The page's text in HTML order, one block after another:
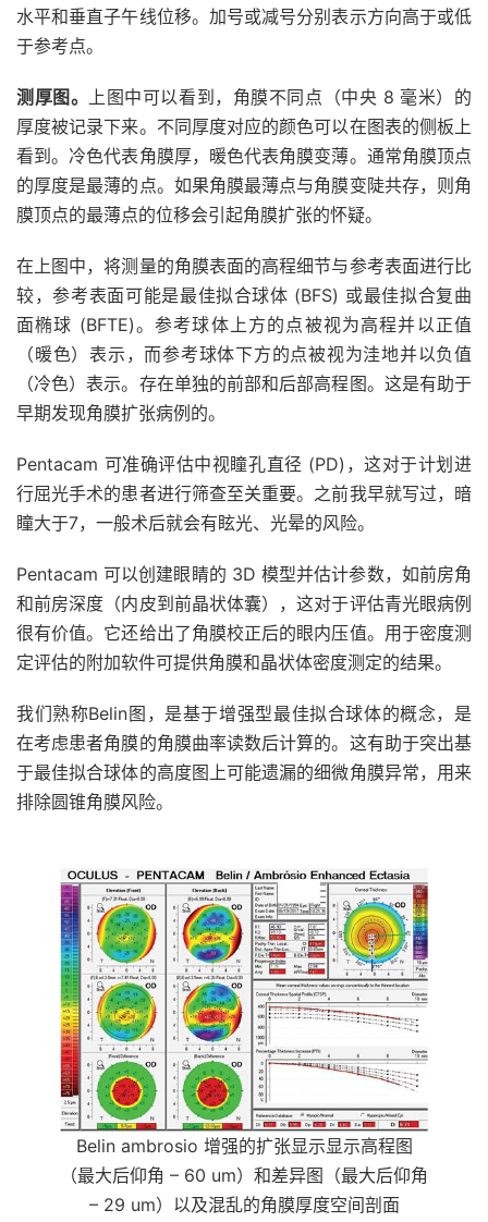
水平和垂直子午线位移。加号或减号分别表示方向高于或低
于参考点。
测厚图。 上图中可以看到，角膜不同点（中央 8 毫米）的
厚度被记录下来。不同厚度对应的颜色可以在图表的侧板上
看到。冷色代表角膜厚，暖色代表角膜变薄。通常角膜顶点
的厚度是最薄的点。如果角膜最薄点与角膜变陡共存，则角
膜顶点的最薄点的位移会引起角膜扩张的怀疑。
在上图中，将测量的角膜表面的高程细节与参考表面进行比
较，参考表面可能是最佳拟合球体 (BFS) 或最佳拟合复曲
面椭球 (BFTE)。参考球体上方的点被视为高程并以正值
（暖色）表示，而参考球体下方的点被视为洼地并以负值
（冷色）表示。存在单独的前部和后部高程图。这是有助于
早期发现角膜扩张病例的。
Pentacam 可准确评估中视瞳孔直径 (PD)，这对于计划进
行屈光手术的患者进行筛查至关重要。之前我早就写过，暗
瞳大于7，一般术后就会有眩光、光晕的风险。
Pentacam 可以创建眼睛的 3D 模型并估计参数，如前房角
和前房深度（内皮到前晶状体囊），这对于评估青光眼病例
很有价值。它还给出了角膜校正后的眼内压值。用于密度测
定评估的附加软件可提供角膜和晶状体密度测定的结果。
我们熟称Belin图，是基于增强型最佳拟合球体的概念，是
在考虑患者角膜的角膜曲率读数后计算的。这有助于突出基
于最佳拟合球体的高度图上可能遗漏的细微角膜异常，用来
排除圆锥角膜风险。
Belin ambrosio 增强的扩张显示显示高程图
（最大后仰角 – 60 um）和差异图（最大后仰角
– 29 um）以及混乱的角膜厚度空间剖面